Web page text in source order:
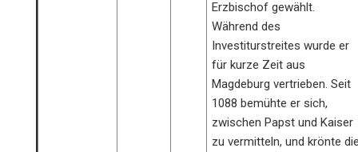
Erzbischof gewählt.
Während des
Investiturstreites wurde er
für kurze Zeit aus
Magdeburg vertrieben. Seit
1088 bemühte er sich,
zwischen Papst und Kaiser
zu vermitteln, und krönte